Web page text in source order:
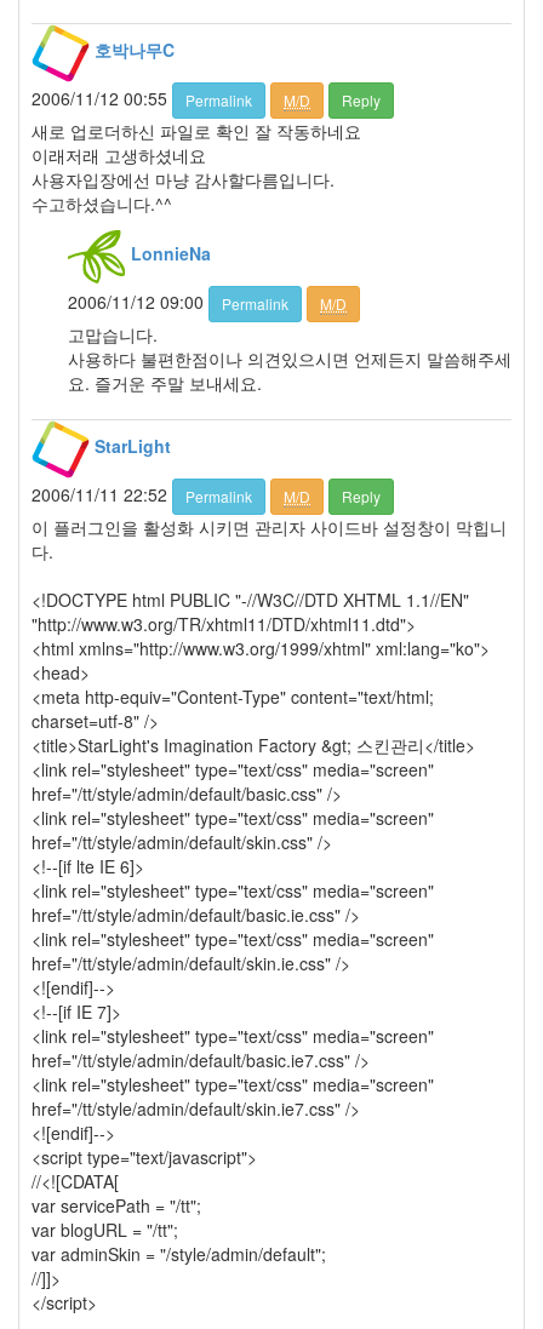
호박나무C
2006/11/12 00:55
Permalink M/D Reply
새로 업로더하신 파일로 확인 잘 작동하네요
이래저래 고생하셨네요
사용자입장에선 마냥 감사할다름입니다.
수고하셨습니다.^^
LonnieNa
2006/11/12 09:00
Permalink M/D
고맙습니다.
사용하다 불편한점이나 의견있으시면 언제든지 말씀해주세
요. 즐거운 주말 보내세요.
StarLight
2006/11/11 22:52
Permalink M/D Reply
이 플러그인을 활성화 시키면 관리자 사이드바 설정창이 막힙니
다.
<!DOCTYPE html PUBLIC "-//W3C//DTD XHTML 1.1//EN"
"http://www.w3.org/TR/xhtml11/DTD/xhtml11.dtd">
<html xmlns="http://www.w3.org/1999/xhtml" xml:lang="ko">
<head>
<meta http-equiv="Content-Type" content="text/html;
charset=utf-8" />
<title>StarLight's Imagination Factory &gt; 스킨관리</title>
<link rel="stylesheet" type="text/css" media="screen"
href="/tt/style/admin/default/basic.css" />
<link rel="stylesheet" type="text/css" media="screen"
href="/tt/style/admin/default/skin.css" />
<!--[if lte IE 6]>
<link rel="stylesheet" type="text/css" media="screen"
href="/tt/style/admin/default/basic.ie.css" />
<link rel="stylesheet" type="text/css" media="screen"
href="/tt/style/admin/default/skin.ie.css" />
<![endif]-->
<!--[if IE 7]>
<link rel="stylesheet" type="text/css" media="screen"
href="/tt/style/admin/default/basic.ie7.css" />
<link rel="stylesheet" type="text/css" media="screen"
href="/tt/style/admin/default/skin.ie7.css" />
<![endif]-->
<script type="text/javascript">
//<![CDATA[
var servicePath = "/tt";
var blogURL = "/tt";
var adminSkin = "/style/admin/default";
//]]>
</script>
7
월
2012
년
8
월
0
2020
년
2
2021
느
88
원
하
고
원
하
는
2
시
네
마
스
토
리
22
나
를
울
리
는
음
악
41
스
크
랩
21
그
외
2